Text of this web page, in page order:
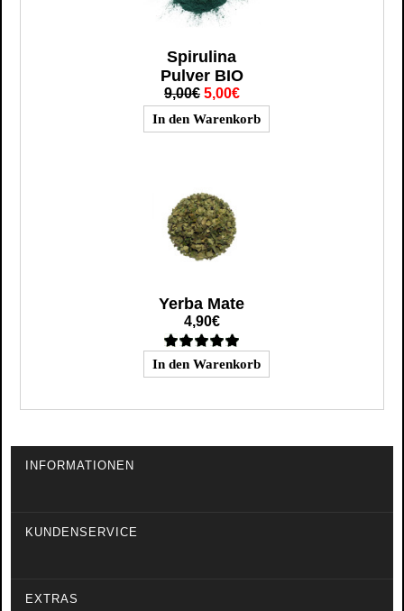
Spirulina
Pulver BIO
9,00€ 5,00€
Yerba Mate
4,90€
INFORMATIONEN
KUNDENSERVICE
EXTRAS